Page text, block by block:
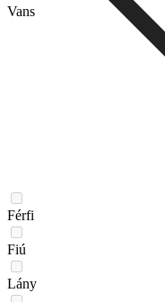
Vans
Férfi
Fiú
Lány